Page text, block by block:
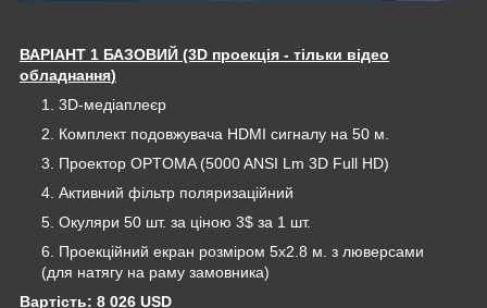
ВАРІАНТ 1 БАЗОВИЙ (3D проекція - тільки відео
обладнання)
3D-медіаплеєр
Комплект подовжувача HDMI сигналу на 50 м.
Проектор OPTOMA (5000 ANSI Lm 3D Full HD)
Активний фільтр поляризаційний
Окуляри 50 шт. за ціною 3$ за 1 шт.
Проекційний екран розміром 5х2.8 м. з люверсами
(для натягу на раму замовника)
Вартість: 8 026 USD